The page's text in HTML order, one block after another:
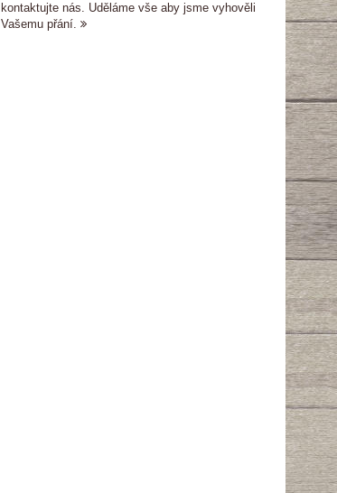
kontaktujte nás. Uděláme vše aby jsme vyhověli
Vašemu přání.